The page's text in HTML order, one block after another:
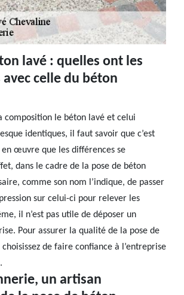
lavé : quelles ont les
celle du béton
composition le béton lavé et celui
identiques, il faut savoir que c’est
en œuvre que les différences se
dans le cadre de la pose de béton
comme son nom l’indique, de passer
sur celui-ci pour relever les
il n’est pas utile de déposer un
Pour assurer la qualité de la pose de
de faire confiance à l’entreprise
un artisan